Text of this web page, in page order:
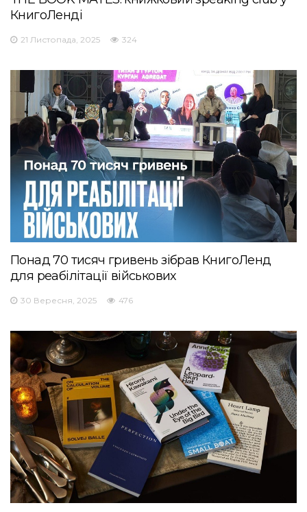
КнигоЛенді
21 Листопада, 2025 324
Понад 70 тисяч гривень зібрав КнигоЛенд
для реабілітації військових
30 Вересня, 2025 476